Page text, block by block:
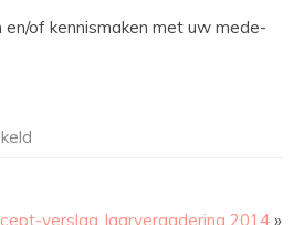
of kennismaken met uw mede-
verslag Jaarvergadering 2014 »